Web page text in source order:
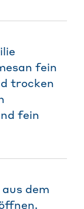
fein
trocken
fein
dem